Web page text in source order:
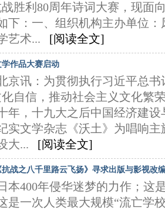
胜利80周年诗词大赛，现面
下：一、组织机构主办单位
艺术... [阅读全文]
作品大赛启动
京讯：为贯彻执行习近平总
自信，推动社会主义文化繁
年，十九大之后中国经济建
实文学杂志《沃土》为唱响
大... [阅读全文]
战之八千里路云飞扬》寻求出版与影视改
本400年侵华迷梦的力作；这
是一次人类最大规模“流亡学